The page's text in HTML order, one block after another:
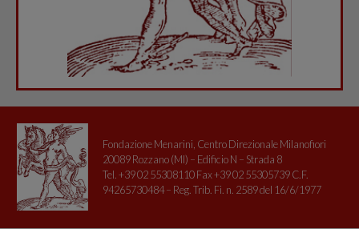
Fondazione Menarini, Centro Direzionale Milanofiori
20089 Rozzano (MI) – Edificio N – Strada 8
Tel. +39 02 55308110 Fax +39 02 55305739 C.F.
94265730484 – Reg. Trib. Fi. n. 2589 del 16/6/1977